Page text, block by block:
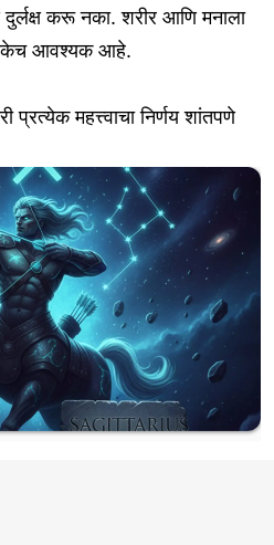
करू नका. शरीर आणि मनाला
आवश्यक आहे.
प्रत्येक महत्त्वाचा निर्णय शांतपणे